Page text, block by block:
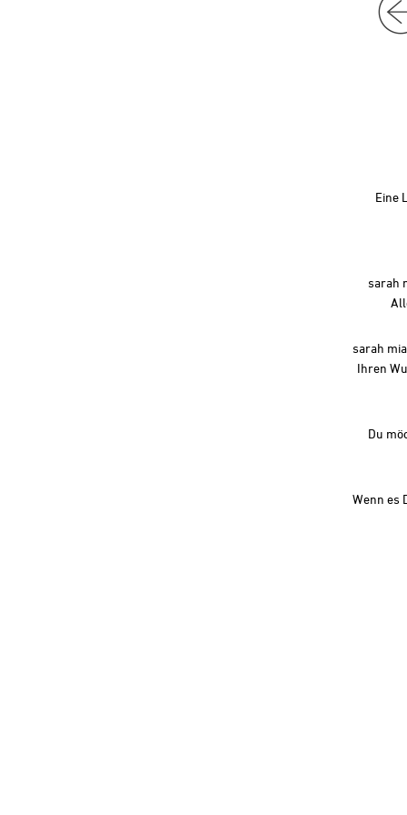
Eine
sarah
sarah
Ihren
Du
Wenn es